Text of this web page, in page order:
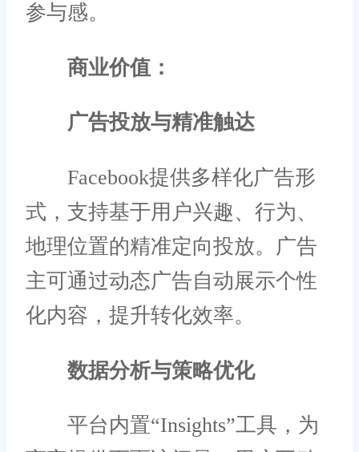
参与感。
商业价值：
广告投放与精准触达
Facebook提供多样化广告形
式，支持基于用户兴趣、行为、
地理位置的精准定向投放。广告
主可通过动态广告自动展示个性
化内容，提升转化效率。
数据分析与策略优化
平台内置“Insights”工具，为